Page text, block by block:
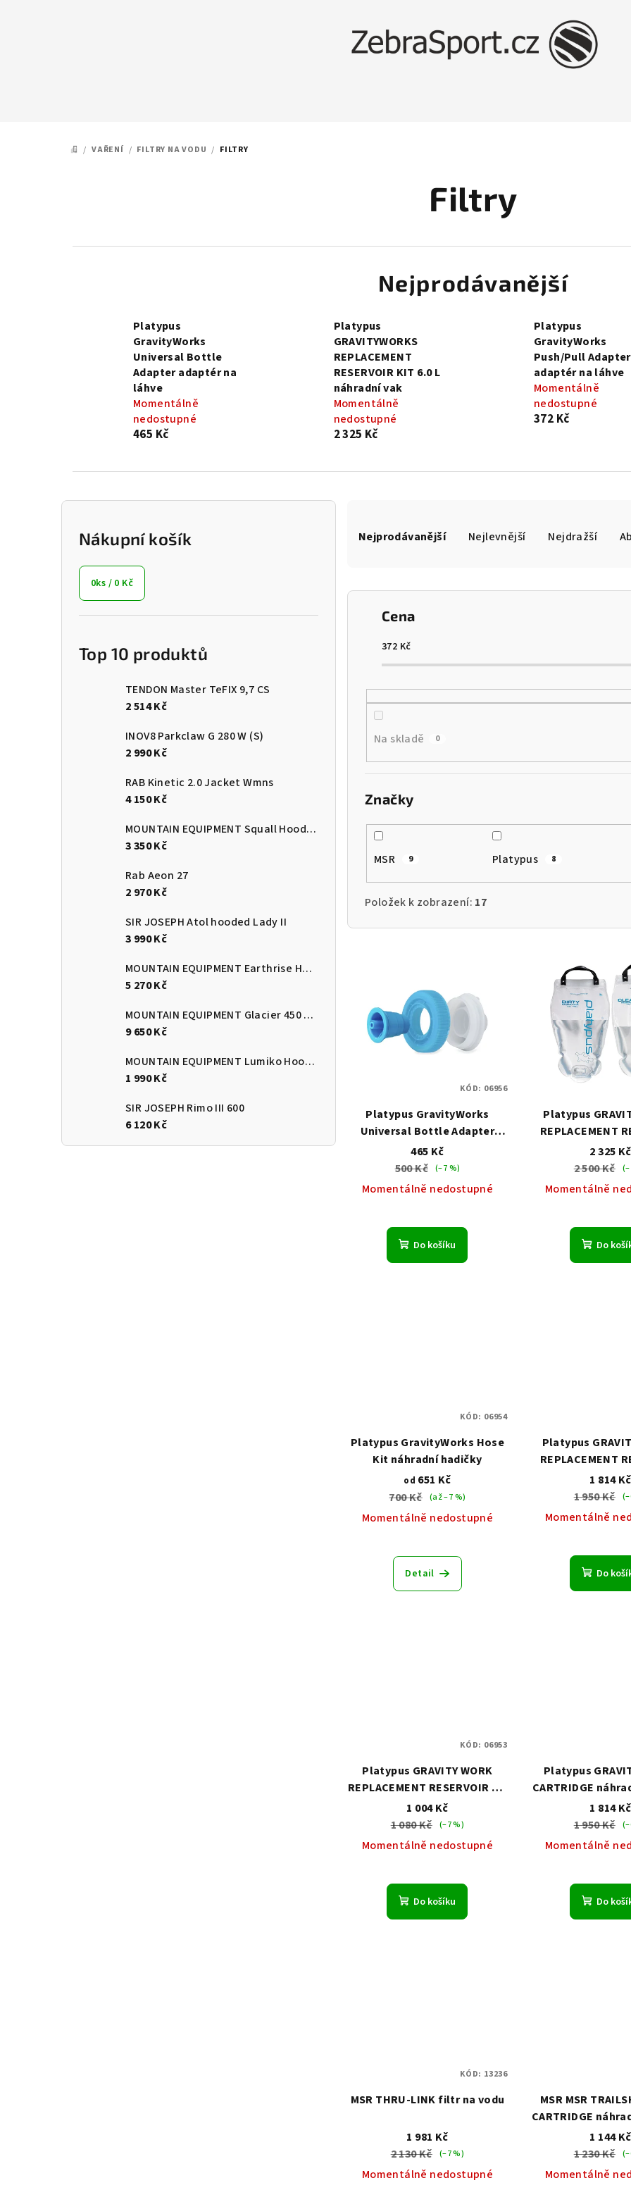
DOMŮ
/ VAŘENÍ / FILTRY NA VODU / FILTRY
Filtry
Nejprodávanější
Platypus
GravityWorks
Universal Bottle
Adapter adaptér na
láhve
Momentálně
nedostupné
465 Kč
Platypus
GRAVITYWORKS
REPLACEMENT
RESERVOIR KIT 6.0 L
náhradní vak
Momentálně
nedostupné
2 325 Kč
Platypus
GravityWorks
Push/Pull Adapter
adaptér na láhve
Momentálně
nedostupné
372 Kč
Nákupní košík
0ks / 0 Kč
Top 10 produktů
TENDON Master TeFIX 9,7 CS
2 514 Kč
INOV8 Parkclaw G 280 W (S)
2 990 Kč
RAB Kinetic 2.0 Jacket Wmns
4 150 Kč
MOUNTAIN EQUIPMENT Squall Hooded Jacket Men's Cardinal Orange
3 350 Kč
Rab Aeon 27
2 970 Kč
SIR JOSEPH Atol hooded Lady II
3 990 Kč
MOUNTAIN EQUIPMENT Earthrise Hooded Jacket Women's Majolica Blue L
5 270 Kč
MOUNTAIN EQUIPMENT Glacier 450 Regular Obsidian LZ
9 650 Kč
MOUNTAIN EQUIPMENT Lumiko Hooded Jacket Men's Majolica/Cardinal
1 990 Kč
SIR JOSEPH Rimo III 600
6 120 Kč
a
e
Nejprodávanější Nejlevnější Nejdražší
Cena
372 Kč
Na skladě 0
Značky
MSR 9 Platypus 8
Položek k zobrazení: 17
Platypus GravityWorks
Universal Bottle Adapter
adaptér na láhve
465 Kč
500 Kč (–7 %)
Momentálně nedostupné
Do košíku
KÓD: 06956
Platypus
REPLACEMENT
KIT 6.0 L2 325 Kč
2 500 Kč
Momentálně
Do
Platypus GravityWorks Hose
Kit náhradní hadičky
od 651 Kč
700 Kč (až –7 %)
Momentálně nedostupné
Detail
KÓD: 06954
Platypus
REPLACEMENT
KIT 4.0 L1 814 Kč
1 950 Kč
Momentálně
Do
Platypus GRAVITY WORK
REPLACEMENT RESERVOIR Kit
2.0 L náhradní vak
1 004 Kč
1 080 Kč (–7 %)
Momentálně nedostupné
Do košíku
KÓD: 06953
Platypus
CARTRIDGE
Platypus
1 814 Kč
1 950 Kč
Momentálně
Do
MSR THRU-LINK filtr na vodu
1 981 Kč
2 130 Kč (–7 %)
Momentálně nedostupné
KÓD: 13236
MSR MSR
CARTRIDGE
kazeta
1 144 Kč
1 230 Kč
Momentálně